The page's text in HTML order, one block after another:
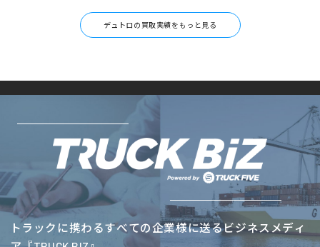
デュトロの買取実績をもっと見る
トラックに携わるすべての企業様に送るビジネスメディ